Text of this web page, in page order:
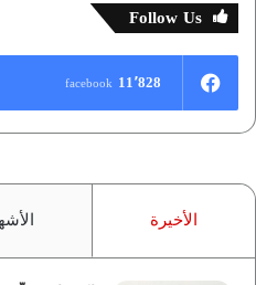
Follow Us
11٬828 facebook
الأخيرة